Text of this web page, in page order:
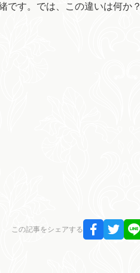
です。では、この違いは何か？
この記事をシェアする